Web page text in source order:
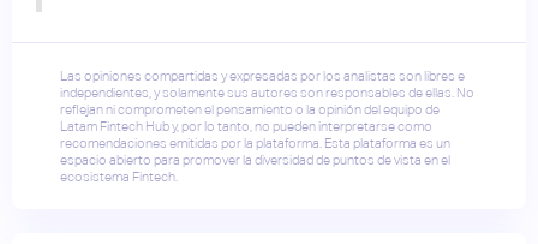
Las opiniones compartidas y expresadas por los analistas son libres e
independientes, y solamente sus autores son responsables de ellas. No
reflejan ni comprometen el pensamiento o la opinión del equipo de
Latam Fintech Hub y, por lo tanto, no pueden interpretarse como
recomendaciones emitidas por la plataforma. Esta plataforma es un
espacio abierto para promover la diversidad de puntos de vista en el
ecosistema Fintech.